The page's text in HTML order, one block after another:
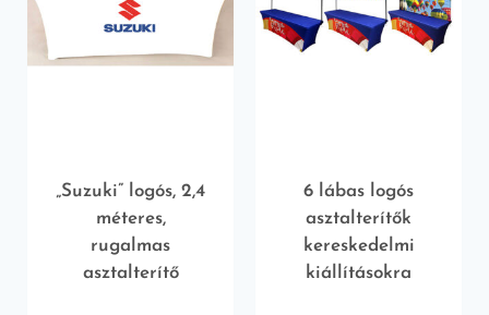
„Suzuki” logós, 2,4
méteres,
rugalmas
asztalterítő
6 lábas logós
asztalterítők
kereskedelmi
kiállításokra